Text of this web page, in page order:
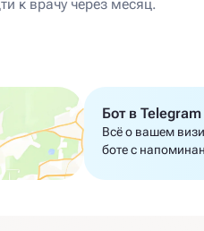
к врачу через месяц.
Бот в
Всё о вашем
боте с